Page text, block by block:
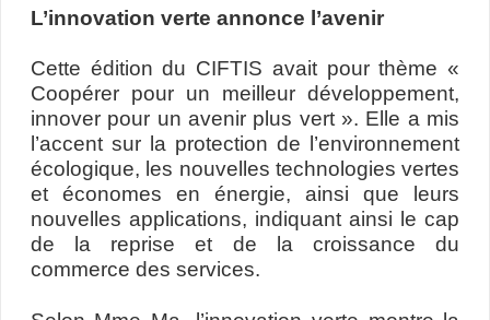
L’innovation verte annonce l’avenir
Cette édition du CIFTIS avait pour thème «
Coopérer pour un meilleur développement,
innover pour un avenir plus vert ». Elle a mis
l’accent sur la protection de l’environnement
écologique, les nouvelles technologies vertes
et économes en énergie, ainsi que leurs
nouvelles applications, indiquant ainsi le cap
de la reprise et de la croissance du
commerce des services.